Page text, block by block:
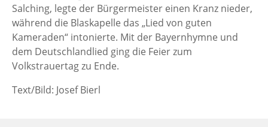
Salching, legte der Bürgermeister einen Kranz nieder,
während die Blaskapelle das „Lied von guten
Kameraden“ intonierte. Mit der Bayernhymne und
dem Deutschlandlied ging die Feier zum
Volkstrauertag zu Ende.
Text/Bild: Josef Bierl